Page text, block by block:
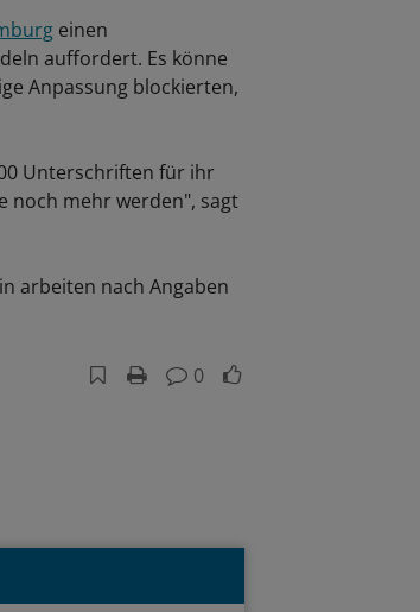
einen
auffordert. Es könne
Anpassung blockierten,
Unterschriften für ihr
noch mehr werden", sagt
arbeiten nach Angaben
0